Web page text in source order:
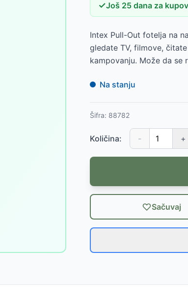
✓Još 25 dana za
Intex Pull-Out fotelja na
gledate TV, filmove,
kampovanju. Može da se
Na stanju
Šifra: 88782
Količina: - +
Sačuvaj